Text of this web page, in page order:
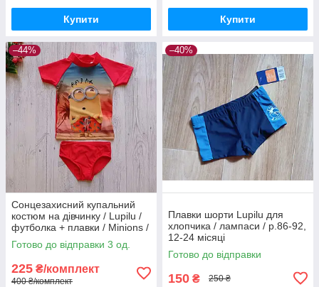
Купити Купити
–44%
Сонцезахисний купальний
костюм на дівчинку / Lupilu /
футболка + плавки / Minions /
р.74-80 – 6-12 місяців
Готово до відправки 3 од.
225 ₴/комплект
400 ₴/комплект
–40%
Плавки шорти Lupilu для
хлопчика / лампаси / р.86-92,
12-24 місяці
Готово до відправки
150 ₴ 250 ₴